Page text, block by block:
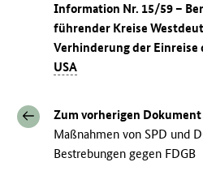
Information Nr. 15/59 –
führender Kreise
Verhinderung der Einreise
USA
Zum vorherigen Dokument
Maßnahmen von SPD und
Bestrebungen gegen FDGB